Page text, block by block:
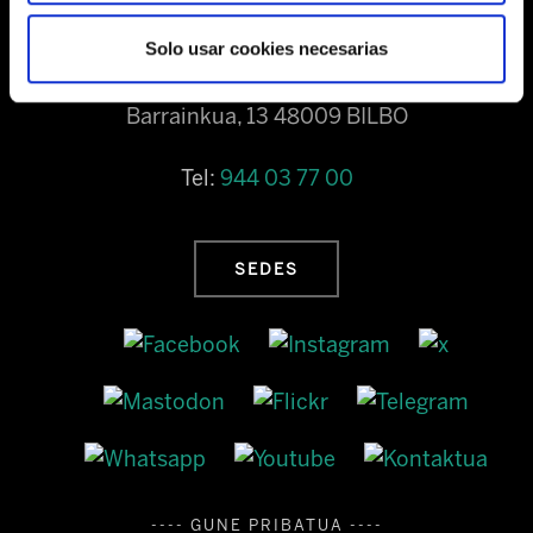
Solo usar cookies necesarias
Barrainkua, 13 48009 BILBO
Tel: 944 03 77 00
SEDES
---- GUNE PRIBATUA ----